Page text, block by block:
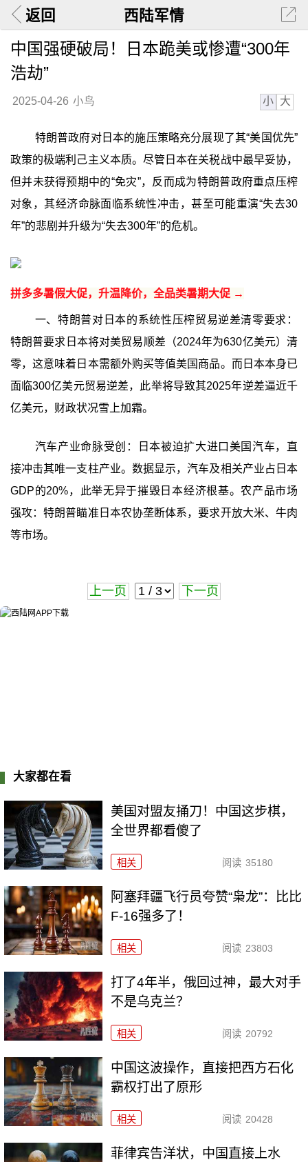
返回 西陆军情
中国强硬破局！日本跪美或惨遭“300年
浩劫”
2025-04-26 小鸟 小 大
特朗普政府对日本的施压策略充分展现了其“美国优先”
政策的极端利己主义本质。尽管日本在关税战中最早妥协，
但并未获得预期中的“免灾”，反而成为特朗普政府重点压榨
对象，其经济命脉面临系统性冲击，甚至可能重演“失去30
年”的悲剧并升级为“失去300年”的危机。
拼多多暑假大促，升温降价，全品类暑期大促 →
一、特朗普对日本的系统性压榨贸易逆差清零要求：
特朗普要求日本将对美贸易顺差（2024年为630亿美元）清
零，这意味着日本需额外购买等值美国商品。而日本本身已
面临300亿美元贸易逆差，此举将导致其2025年逆差逼近千
亿美元，财政状况雪上加霜。
汽车产业命脉受创：日本被迫扩大进口美国汽车，直
接冲击其唯一支柱产业。数据显示，汽车及相关产业占日本
GDP的20%，此举无异于摧毁日本经济根基。农产品市场
强攻：特朗普瞄准日本农协垄断体系，要求开放大米、牛肉
等市场。
上一页 下一页
大家都在看
美国对盟友捅刀！中国这步棋，
全世界都看傻了
相关 阅读 35180
阿塞拜疆飞行员夸赞“枭龙”：比比
F-16强多了！
相关 阅读 23803
打了4年半，俄回过神，最大对手
不是乌克兰？
相关 阅读 20792
中国这波操作，直接把西方石化
霸权打出了原形
相关 阅读 20428
菲律宾告洋状，中国直接上水